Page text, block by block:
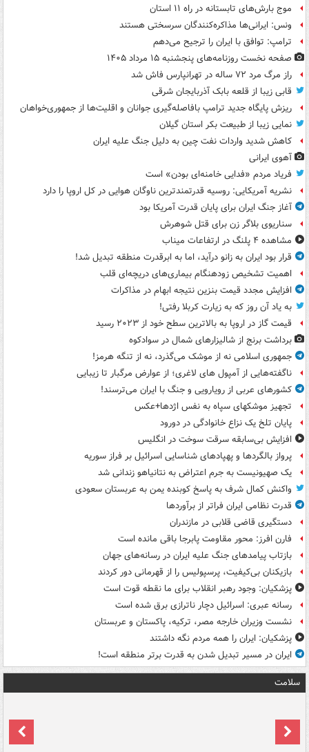
موج بارش‌های تابستانه در راه ۱۱ استان
ونس: ایرانی‌ها مذاکره‌کنندگان سرسختی هستند
ترامپ: توافق با ایران را ترجیح می‌دهم
صفحه نخست روزنامه‌های پنجشنبه ۱۵ مرداد ۱۴۰۵
راز مرگ مرد ۷۲ ساله در تهرانپارس فاش شد
قابی زیبا از قلعه بابک آذربایجان شرقی
ریزش پایگاه جدید ترامپ بافاصله‌گیری جوانان و اقلیت‌ها از جمهوری‌خواهان
نمایی زیبا از طبیعت بکر استان گیلان
کاهش شدید واردات نفت چین به دلیل جنگ علیه ایران
آهوی ایرانی
فریاد مردم «فدایی خامنه‌ای بودن» است
نشریه آمریکایی: روسیه قدرتمندترین ناوگان هوایی در کل اروپا را دارد
آغاز جنگ ایران برای پایان قدرت آمریکا بود
سناریوی بلاگر زن برای قتل شوهرش
مشاهده ۴ پلنگ در ارتفاعات میناب
قرار بود ایران به زانو درآید، اما به ابرقدرت منطقه تبدیل شد!
اهمیت تشخیص زودهنگام بیماری‌های دریچه‌ای قلب
افزایش مجدد قیمت بنزین نتیجه ابهام در مذاکرات
به یاد آن روز که به زیارت کربلا رفتی!
قیمت گاز در اروپا به بالاترین سطح خود از ۲۰۲۳ رسید
برداشت برنج از شالیزارهای شمال در سوادکوه
جمهوری اسلامی نه از موشک می‌گذرد، نه از تنگه هرمز!
ناگفته‌هایی از آمپول های لاغری؛ از عوارض مرگبار تا زیبایی
کشورهای عربی از رویارویی و جنگ با ایران می‌ترسند!
تجهیز موشکهای سپاه به نفس اژدها+عکس
پایان تلخ یک نزاع خانوادگی در دورود
افزایش بی‌سابقه سرقت سوخت در انگلیس
پرواز بالگردها و پهپادهای شناسایی اسرائیل بر فراز سوریه
یک صهیونیست به جرم اعتراض به نتانیاهو زندانی شد
واکنش کمال شرف به پاسخ کوبنده یمن به عربستان سعودی
قدرت نظامی ایران فراتر از برآوردها
دستگیری قاضی قلابی در مازندران
فارن افرز: محور مقاومت پابرجا باقی مانده است
بازتاب پیامدهای جنگ علیه ایران در رسانه‌های جهان
بازیکنان بی‌کیفیت، پرسپولیس را از قهرمانی دور کردند
پزشکیان: وجود رهبر انقلاب برای ما نقطه قوت است
رسانه عبری: اسرائیل دچار ناترازی برق شده است
نشست وزیران خارجه مصر، ترکیه، پاکستان و عربستان
پزشکیان: ایران را همه مردم نگه داشتند
ایران در مسیر تبدیل شدن به قدرت برتر منطقه است!
سلامت